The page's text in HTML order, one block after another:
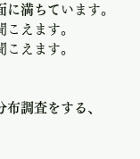
に満ちています。
えます。
えます。
調査をする、